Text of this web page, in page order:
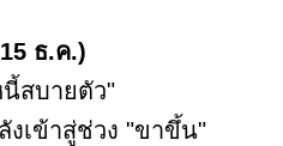
ธ.ค.)
นี้สบายตัว"
งเข้าสู่ช่วง "ขาขึ้น"